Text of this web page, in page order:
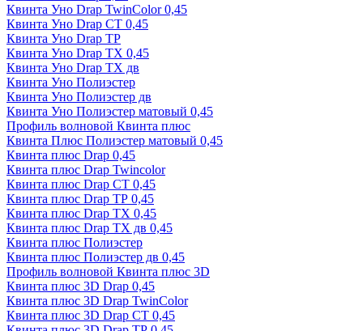
Квинта Уно Drap TwinColor 0,45
Квинта Уно Drap СТ 0,45
Квинта Уно Drap ТР
Квинта Уно Drap ТХ 0,45
Квинта Уно Drap ТХ дв
Квинта Уно Полиэстер
Квинта Уно Полиэстер дв
Квинта Уно Полиэстер матовый 0,45
Профиль волновой Квинта плюс
Квинта Плюс Полиэстер матовый 0,45
Квинта плюс Drap 0,45
Квинта плюс Drap Twincolor
Квинта плюс Drap СТ 0,45
Квинта плюс Drap ТР 0,45
Квинта плюс Drap ТХ 0,45
Квинта плюс Drap ТХ дв 0,45
Квинта плюс Полиэстер
Квинта плюс Полиэстер дв 0,45
Профиль волновой Квинта плюс 3D
Квинта плюс 3D Drap 0,45
Квинта плюс 3D Drap TwinColor
Квинта плюс 3D Drap СТ 0,45